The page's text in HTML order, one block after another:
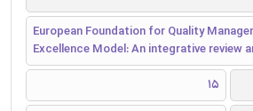
European Foundation for Quality
Excellence Model: An integrative review
15